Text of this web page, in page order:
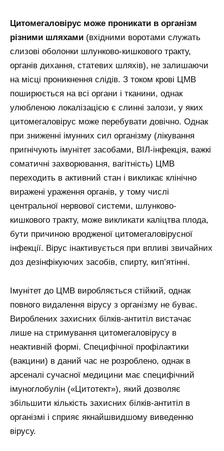
Цитомегаловірус може проникати в організм
різними шляхами (вхідними воротами служать
слизові оболонки шлунково-кишкового тракту,
органів дихання, статевих шляхів), не залишаючи
на місці проникнення слідів. З током крові ЦМВ
поширюється на всі органи і тканини, однак
улюбленою локалізацією є слинні залози, у яких
цитомегаловірус може перебувати довічно. Однак
при зниженні імунних сил організму (лікування
пригнічують імунітет засобами, ВІЛ-інфекція, важкі
соматичні захворювання, вагітність) ЦМВ
переходить в активний стан і викликає клінічно
виражені ураження органів, у тому числі
центральної нервової системи, шлунково-
кишкового тракту, може викликати каліцтва плода,
бути причиною вродженої цитомегаловірусної
інфекції. Вірус інактивується при впливі звичайних
доз дезінфікуючих засобів, спирту, кип’ятінні.
Імунітет до ЦМВ виробляється стійкий, однак
повного видалення вірусу з організму не буває.
Вироблених захисних білків-антитіл вистачає
лише на стримування цитомегаловірусу в
неактивній формі. Специфічної профілактики
(вакцини) в даний час не розроблено, однак в
арсеналі сучасної медицини має специфічний
імуноглобулін («Цитотект»), який дозволяє
збільшити кількість захисних білків-антитіл в
організмі і сприяє якнайшвидшому виведенню
вірусу.